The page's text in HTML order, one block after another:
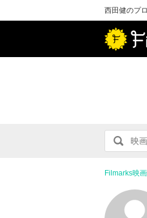
西田健のプ
Filmarks映